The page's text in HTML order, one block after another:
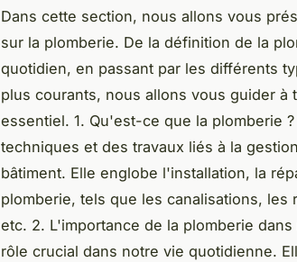
Dans cette section, nous allons vous
sur la plomberie. De la définition de la
quotidien, en passant par les différents
plus courants, nous allons vous guider à
essentiel. 1. Qu'est-ce que la plomberie
techniques et des travaux liés à la
bâtiment. Elle englobe l'installation, la
plomberie, tels que les canalisations,
etc. 2. L'importance de la plomberie
rôle crucial dans notre vie quotidienne.